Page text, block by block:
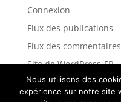
Connexion
Flux des publications
Flux des commentaires
Site de WordPress-FR
Nous utilisons des
expérience sur notre site